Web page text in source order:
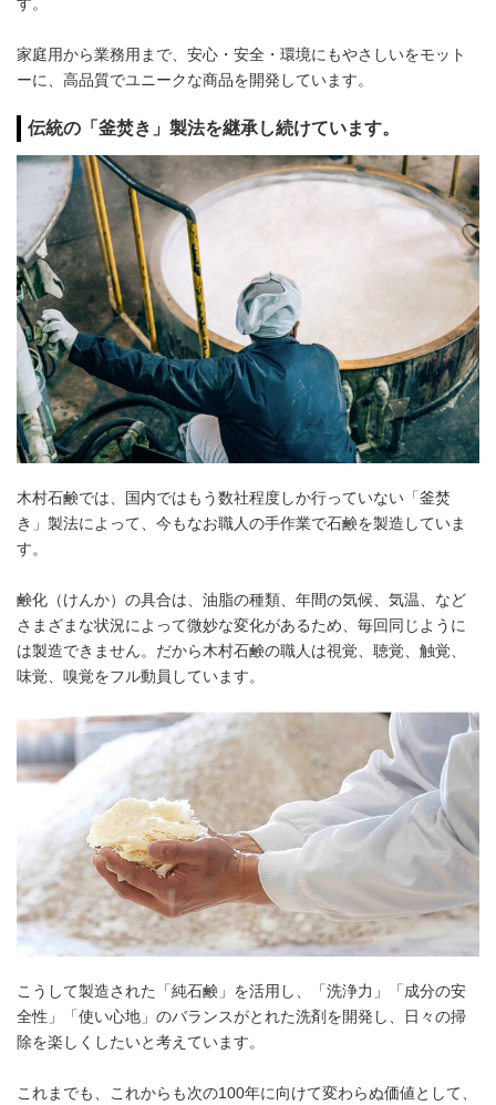
家庭用から業務用まで、安心・安全・環境にもやさしいをモット
ーに、高品質でユニークな商品を開発しています。
伝統の「釜焚き」製法を継承し続けています。
木村石鹸では、国内ではもう数社程度しか行っていない「釜焚
き」製法によって、今もなお職人の手作業で石鹸を製造していま
す。
鹸化（けんか）の具合は、油脂の種類、年間の気候、気温、など
さまざまな状況によって微妙な変化があるため、毎回同じように
は製造できません。だから木村石鹸の職人は視覚、聴覚、触覚、
味覚、嗅覚をフル動員しています。
こうして製造された「純石鹸」を活用し、「洗浄力」「成分の安
全性」「使い心地」のバランスがとれた洗剤を開発し、日々の掃
除を楽しくしたいと考えています。
これまでも、これからも次の100年に向けて変わらぬ価値として、